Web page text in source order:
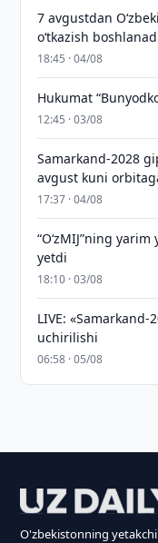
7 avgustdan
o‘tkazish
18:45 · 04/08
Hukumat
12:45 · 03/08
Samarkand-2028
avgust kuni
17:37 · 04/08
“O‘zMIJ”ning
yetdi
18:10 · 03/08
LIVE: «Samarkand-
uchirilishi
06:58 · 05/08
O'zbekistonning